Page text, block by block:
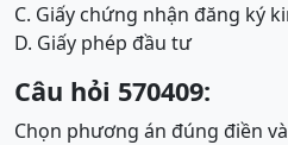
C. Giấy chứng nhận đăng ký
D. Giấy phép đầu tư
Câu hỏi 570409:
Chọn phương án đúng điền